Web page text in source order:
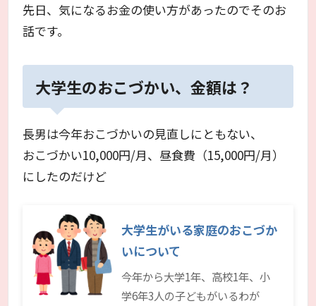
先日、気になるお金の使い方があったのでそのお
話です。
大学生のおこづかい、金額は？
長男は今年おこづかいの見直しにともない、
おこづかい10,000円/月、昼食費（15,000円/月）
にしたのだけど
大学生がいる家庭のおこづか
いについて
今年から大学1年、高校1年、小
学6年3人の子どもがいるわが